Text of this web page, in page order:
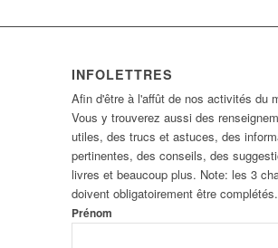
INFOLETTRES
Afin d'être à l'affût de nos activités du
Vous y trouverez aussi des
utiles, des trucs et astuces, des
pertinentes, des conseils, des
livres et beaucoup plus. Note: les 3
doivent obligatoirement être complétés.
Prénom